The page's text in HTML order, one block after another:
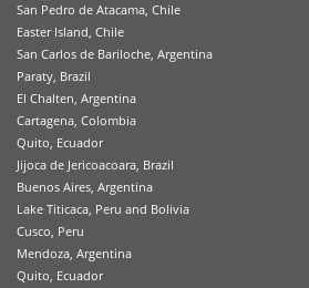
San Pedro de Atacama, Chile
Easter Island, Chile
San Carlos de Bariloche, Argentina
Paraty, Brazil
El Chalten, Argentina
Cartagena, Colombia
Quito, Ecuador
Jijoca de Jericoacoara, Brazil
Buenos Aires, Argentina
Lake Titicaca, Peru and Bolivia
Cusco, Peru
Mendoza, Argentina
Quito, Ecuador